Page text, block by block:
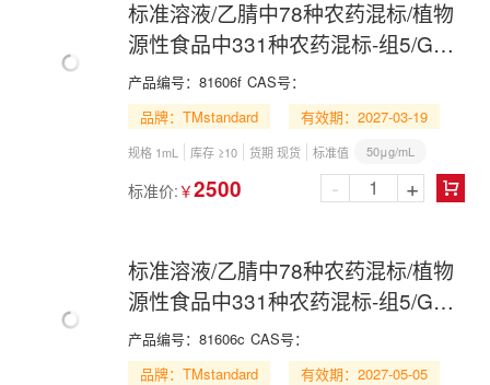
标准溶液/乙腈中78种农药混标/植物
源性食品中331种农药混标-组5/GB
23200.121-2021/78 Pesticide Mix in
Acetonitrile
产品编号： 81606f CAS号：
品牌：TMstandard
有效期：2027-03-19
规格 1mL 库存 ≥10 货期 现货 标准值 50μg/mL
标准价: ￥2500 
- +
标准溶液/乙腈中78种农药混标/植物
源性食品中331种农药混标-组5/GB
23200.121-2021/78 Pesticide Mix in
Acetonitrile
产品编号： 81606c CAS号：
品牌：TMstandard
有效期：2027-05-05